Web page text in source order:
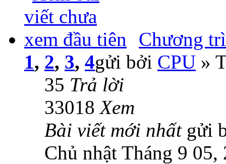
Chương
1, 2, 3, 4gửi bởi CPU »
35 Trả lời
33018Xem
Bài viết mới nhất gửi
Chủ nhật Tháng 9 05,